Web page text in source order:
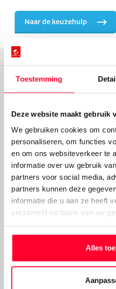
Toestemming
Deze website maakt gebruik
We gebruiken cookies om
personaliseren, om functies
en om ons websiteverkeer te
informatie over uw gebruik
partners voor social media,
partners kunnen deze
informatie die u aan ze heeft
verzameld op basis van uw
Alles
Naar de keuzehulp
Voordelen